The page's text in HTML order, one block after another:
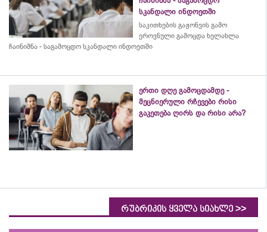
სკანდალი ინდოეთში
საკითხების გაჟონვის გამო
ეროვნული გამოცდა ხელახლა
ჩაინიშნა - საგამოცდო სკანდალი ინდოეთში
ერთი დღე გამოცდამდე -
მეცნიერული რჩევები რისი
გაკეთება ღირს და რისი არა?
რუბრიკის ყველა სიახლე >>